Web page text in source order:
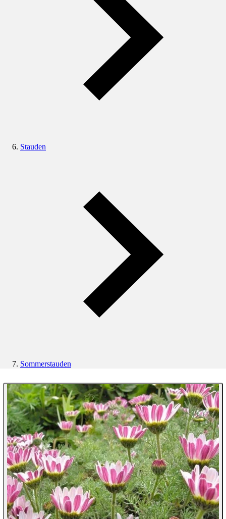
Stauden
Sommerstauden